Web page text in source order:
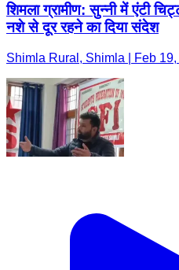
शिमला ग्रामीण: सुन्नी में एंटी
नशे से दूर रहने का दिया संदेश
Shimla Rural, Shimla | Feb